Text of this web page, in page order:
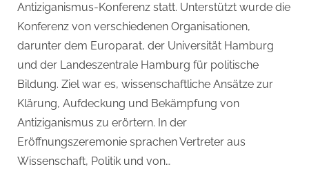
Antiziganismus-Konferenz statt. Unterstützt wurde die
Konferenz von verschiedenen Organisationen,
darunter dem Europarat, der Universität Hamburg
und der Landeszentrale Hamburg für politische
Bildung. Ziel war es, wissenschaftliche Ansätze zur
Klärung, Aufdeckung und Bekämpfung von
Antiziganismus zu erörtern. In der
Eröffnungszeremonie sprachen Vertreter aus
Wissenschaft, Politik und von…